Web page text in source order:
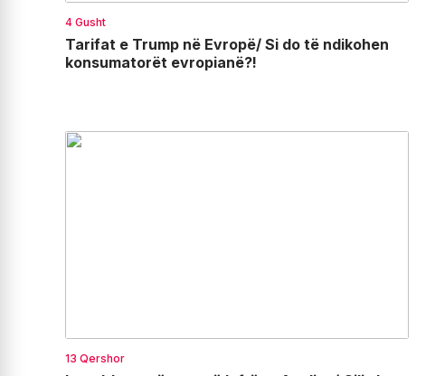
4 Gusht
Tarifat e Trump në Evropë/ Si do të ndikohen
konsumatorët evropianë?!
13 Qershor